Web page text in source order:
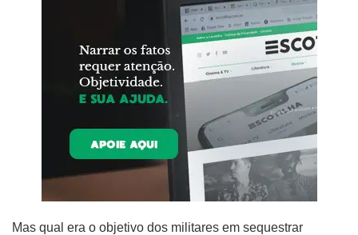
Mas qual era o objetivo dos militares em sequestrar